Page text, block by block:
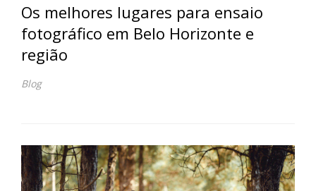
Os melhores lugares para ensaio
fotográfico em Belo Horizonte e
região
Blog